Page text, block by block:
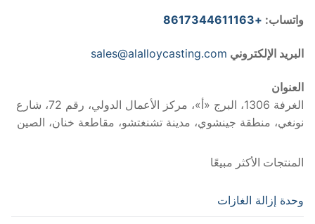
واتساب: +8617344611163
البريد الإلكتروني sales@alalloycasting.com
العنوان
الغرفة 1306، البرج «أ»، مركز الأعمال الدولي، رقم 72، شارع
نونغي، منطقة جينشوي، مدينة تشنغتشو، مقاطعة خنان، الصين
المنتجات الأكثر مبيعًا
وحدة إزالة الغازات